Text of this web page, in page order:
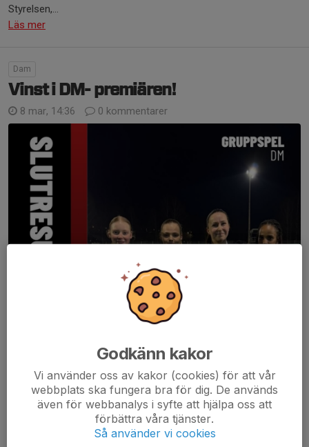
Styrelsen,...
Läs mer
Dam
Vinst i DM- premiären!
8 mar, 14:36 0 kommentarer
Godkänn kakor
Vi använder oss av kakor (cookies) för att vår
webbplats ska fungera bra för dig. De används
även för webbanalys i syfte att hjälpa oss att
förbättra våra tjänster.
Så använder vi cookies